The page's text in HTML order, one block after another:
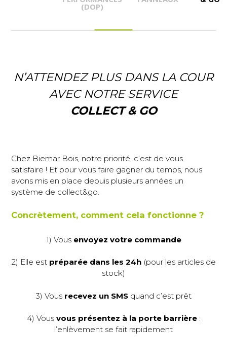
(DOP)
N’ATTENDEZ PLUS DANS LA COUR
AVEC NOTRE SERVICE
COLLECT & GO
Chez Biemar Bois, notre priorité, c’est de vous
satisfaire ! Et pour vous faire gagner du temps, nous
avons mis en place depuis plusieurs années un
système de collect&go.
Concrètement, comment cela fonctionne ?
1) Vousenvoyez votre commande
2) Elle est préparée dans les 24h(pour les articles de
stock)
3) Vous recevez un SMSquand c’est prêt
4) Vous vous présentez à la porte barrière:
l’enlèvement se fait rapidement